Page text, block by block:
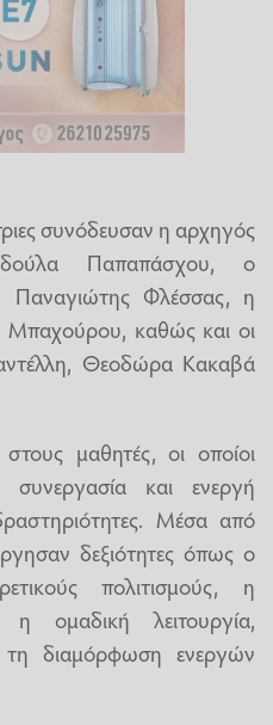
συνόδευσαν η αρχηγός
Παπαπάσχου, ο
Παναγιώτης Φλέσσας, η
Μπαχούρου, καθώς και οι
Θεοδώρα Κακαβά
στους μαθητές, οι οποίοι
συνεργασία και ενεργή
Μέσα από
δεξιότητες όπως ο
πολιτισμούς, η
η ομαδική λειτουργία,
τη διαμόρφωση ενεργών